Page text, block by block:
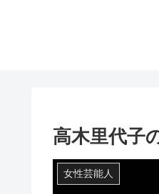
高木里代子
女性芸能人